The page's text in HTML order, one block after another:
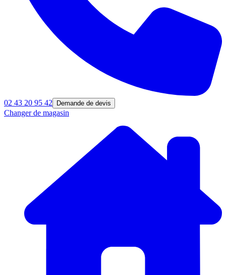
02 43 20 95 42 Demande de devis
Changer de magasin